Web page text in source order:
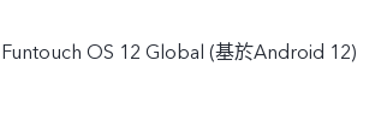
Funtouch OS 12 Global (基於Android 12)